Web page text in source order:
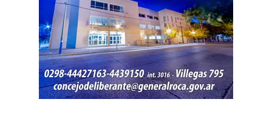
representadas se encuentran Arquitectura, Diseño
Industrial, Diseño de Interiores y Mobiliario, Licenciatura
en Diseño Visual, Ingeniería en Alimentos, Ingeniería en
Biotecnología, Medicina Veterinaria, Odontología,
Licenciatura en Artes Visuales, Licenciatura en
Administración de Empresas, Licenciatura en Comercio
Exterior, Licenciatura en Criminología y Ciencias